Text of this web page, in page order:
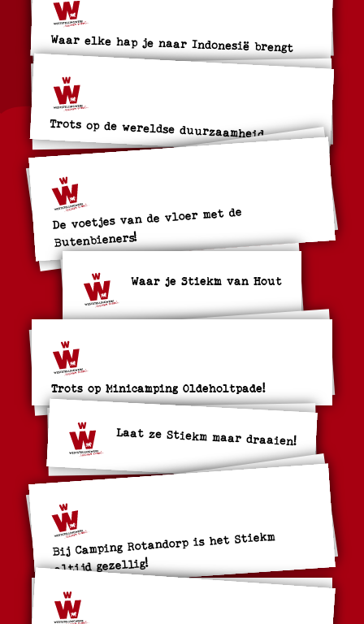
Waar elke hap je naar Indonesië brengt
Trots op de wereldse duurzaamheid
De voetjes van de vloer met de
Butenbieners!
Waar je Stiekm van Hout
Trots op Minicamping Oldeholtpade!
Laat ze Stiekm maar draaien!
Bij Camping Rotandorp is het Stiekm
altijd gezellig!